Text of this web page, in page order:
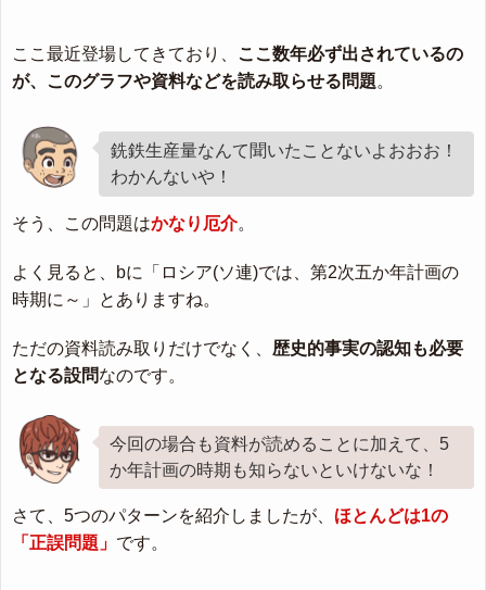
ここ最近登場してきており、
ここ数年必ず出されているの
が、このグラフや資料などを読み取らせる問題。
銑鉄生産量なんて聞いたことないよおおお！
わかんないや！
そう、この問題はかなり厄介。
よく見ると、bに「ロシア(ソ連)では、第2次五か年計画の
時期に～」とありますね。
ただの資料読み取りだけでなく、 歴史的事実の認知も必要
となる設問なのです。
今回の場合も資料が読めることに加えて、5
か年計画の時期も知らないといけないな！
さて、5つのパターンを紹介しましたが、 ほとんどは1の
「正誤問題」 です。